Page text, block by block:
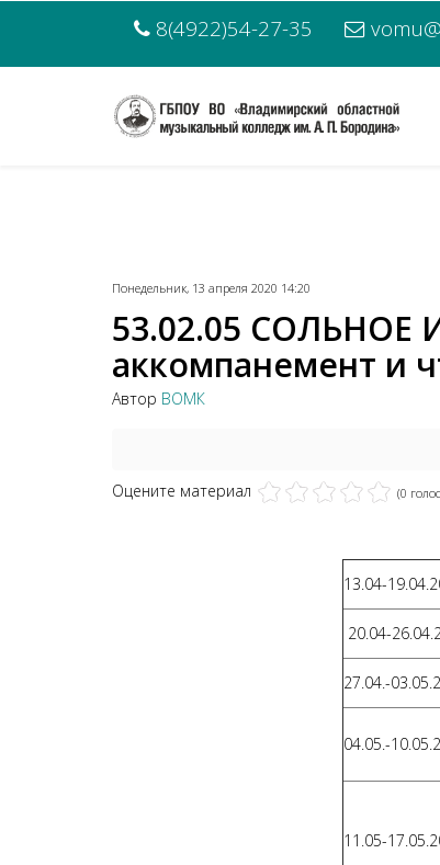
8(4922)54-27-35
Понедельник, 13 апреля 2020 14:20
53.02.05 СОЛЬНОЕ
аккомпанемент и
Автор ВОМК
Оцените материал (0
13.04-
20.04-
27.04.-
04.05.-
11.05-